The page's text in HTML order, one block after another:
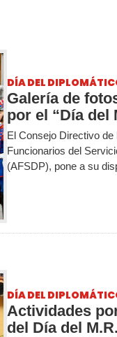
DÍA DEL
Galería de
por el “Día del
El Consejo Directivo de
Funcionarios del
(AFSDP), pone a su
DÍA DEL
Actividades
del Día del